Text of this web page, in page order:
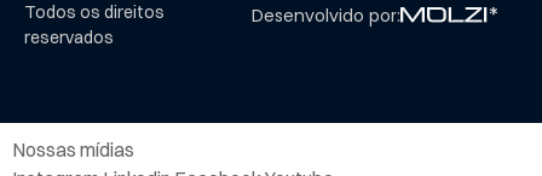
Todos os direitos
reservados
Desenvolvido por:
Nossas mídias